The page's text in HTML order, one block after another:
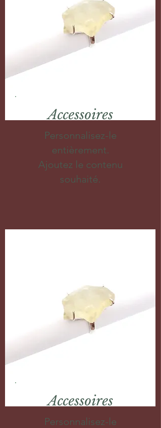
Accessoires
Personnalisez-le
entièrement.
Ajoutez le contenu
souhaité.
Accessoires
Personnalisez-le